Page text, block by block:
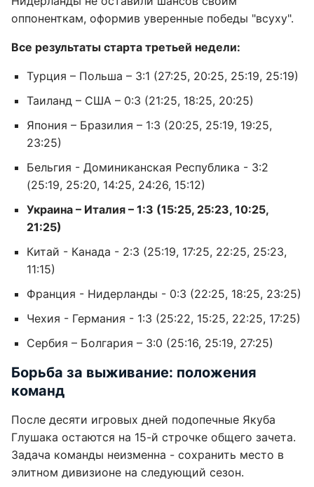
оппоненткам, оформив уверенные победы "всуху".
Все результаты старта третьей недели:
Турция – Польша – 3:1 (27:25, 20:25, 25:19, 25:19)
Таиланд – США – 0:3 (21:25, 18:25, 20:25)
Япония – Бразилия – 1:3 (20:25, 25:19, 19:25,
23:25)
Бельгия - Доминиканская Республика - 3:2
(25:19, 25:20, 14:25, 24:26, 15:12)
Украина – Италия – 1:3 (15:25, 25:23, 10:25,
21:25)
Китай - Канада - 2:3 (25:19, 17:25, 22:25, 25:23,
11:15)
Франция - Нидерланды - 0:3 (22:25, 18:25, 23:25)
Чехия - Германия - 1:3 (25:22, 15:25, 22:25, 17:25)
Сербия – Болгария – 3:0 (25:16, 25:19, 27:25)
Борьба за выживание: положения
команд
После десяти игровых дней подопечные Якуба
Глушака остаются на 15-й строчке общего зачета.
Задача команды неизменна - сохранить место в
элитном дивизионе на следующий сезон.